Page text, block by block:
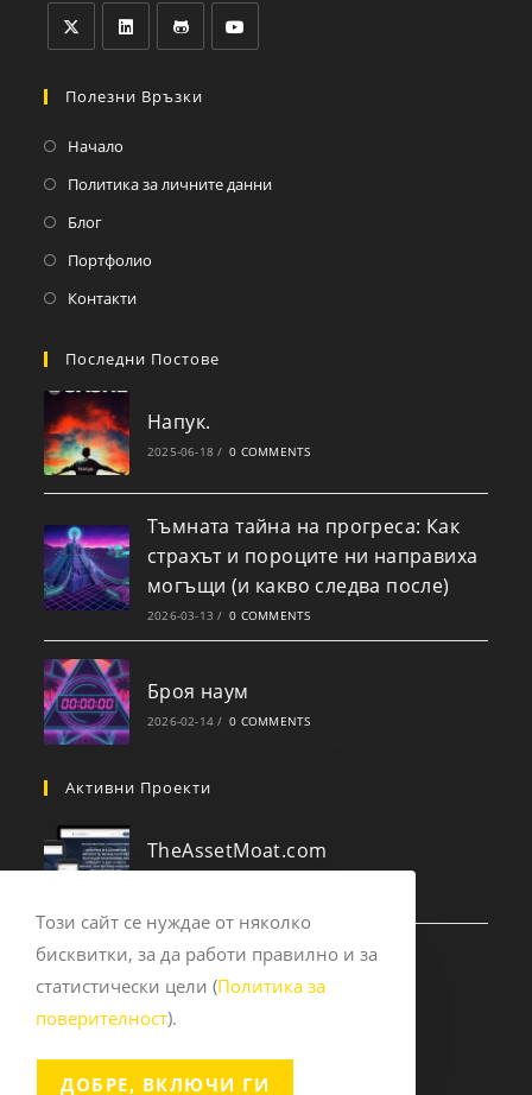
Полезни Връзки
Начало
Политика за личните данни
Блог
Портфолио
Контакти
Последни Постове
Напук.
2025-06-18 / 0 COMMENTS
Тъмната тайна на прогреса: Как
страхът и пороците ни направиха
могъщи (и какво следва после)
2026-03-13 / 0 COMMENTS
Броя наум
2026-02-14 / 0 COMMENTS
Активни Проекти
TheAssetMoat.com
Experts.pub
Този сайт се нуждае от няколко
бисквитки, за да работи правилно и за
статистически цели (Политика за
поверителност).
ДОБРЕ, ВКЛЮЧИ ГИ